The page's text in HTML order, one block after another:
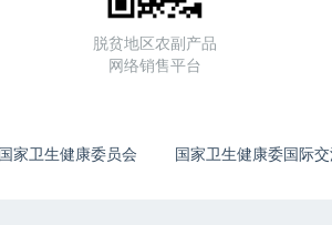
脱贫地区农副产品
网络销售平台
国家卫生健康委员会 国家卫生健康委国际